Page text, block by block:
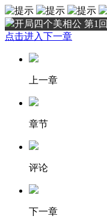
开局四个美相公 第1回
点击进入下一章
上一章
章节
评论
下一章